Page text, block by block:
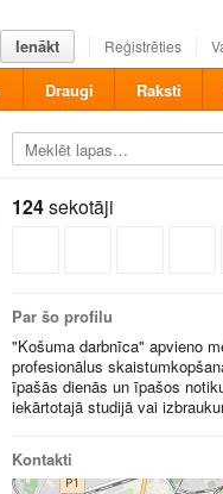
Ienākt Reģistrēties
Draugi Raksti
124sekotāji
Par šo profilu
"Košuma darbnīca" apvieno
profesionālus
īpašās dienās un īpašos
iekārtotajā studijā vai
Kontakti